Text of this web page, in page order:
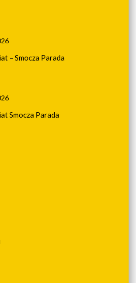
– Smocza Parada
Smocza Parada